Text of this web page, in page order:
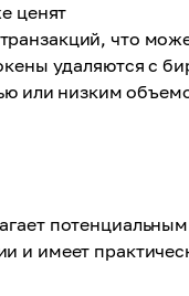
ценят
что
удаляются с
или низким
потенциальным
и имеет